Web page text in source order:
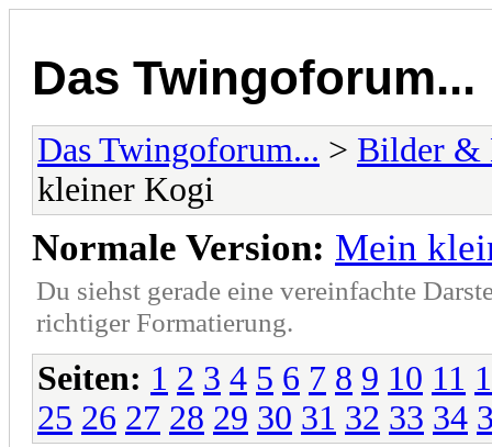
Das Twingoforum...
Das Twingoforum... > Bilder &
kleiner Kogi
Normale Version: Mein
Du siehst gerade eine vereinfachte
richtiger Formatierung.
Seiten: 1 2 3 4 5 6 7 8 9 10 11
25 26 27 28 29 30 31 32 33 34